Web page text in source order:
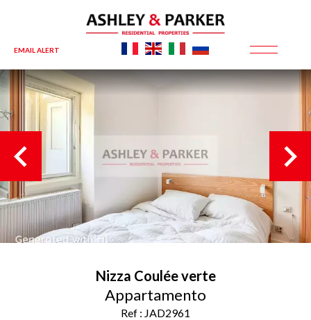
EMAIL ALERT
Nizza Coulée verte
Appartamento
Ref : JAD2961